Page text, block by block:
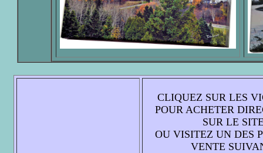
CLIQUEZ SUR LES
POUR ACHETER
SUR LE
OU VISITEZ UN DES
VENTE